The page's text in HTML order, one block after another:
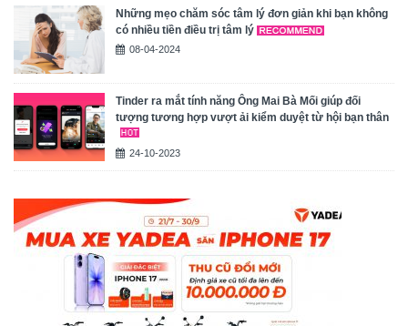
Những mẹo chăm sóc tâm lý đơn giản khi bạn không
có nhiều tiền điều trị tâm lý
08-04-2024
Tinder ra mắt tính năng Ông Mai Bà Mối giúp đối
tượng tương hợp vượt ải kiểm duyệt từ hội bạn thân
24-10-2023